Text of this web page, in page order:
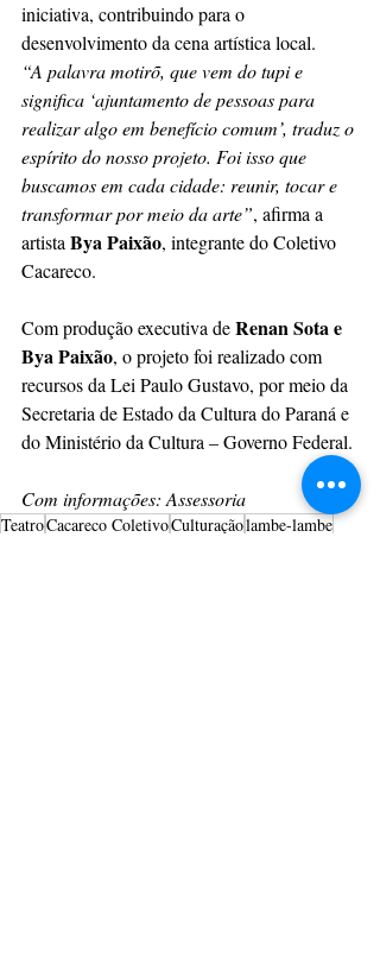
iniciativa, contribuindo para o
desenvolvimento da cena artística local.
“A palavra motirõ, que vem do tupi e
significa ‘ajuntamento de pessoas para
realizar algo em benefício comum’, traduz o
espírito do nosso projeto. Foi isso que
buscamos em cada cidade: reunir, tocar e
transformar por meio da arte”, afirma a
artista Bya Paixão, integrante do Coletivo
Cacareco.
Com produção executiva de Renan Sota e
Bya Paixão, o projeto foi realizado com
recursos da Lei Paulo Gustavo, por meio da
Secretaria de Estado da Cultura do Paraná e
do Ministério da Cultura – Governo Federal.
Com informações: Assessoria
TeatroCacareco ColetivoCulturaçãolambe-lambe